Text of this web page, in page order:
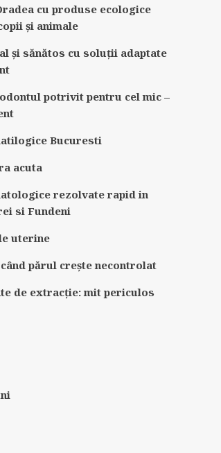
cu produse ecologice
și animale
și sănătos cu soluții adaptate
potrivit pentru cel mic –
Bucuresti
acuta
rezolvate rapid in
si Fundeni
uterine
părul crește necontrolat
de extracție: mit periculos